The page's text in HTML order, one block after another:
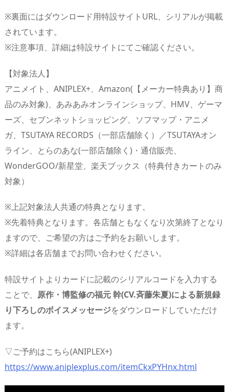
※裏面にはダウンロード用特設サイトURL、シリアルが掲載
されています。
※注意事項、詳細は特設サイトにてご確認ください。
【対象法人】
アニメイト、ANIPLEX+、Amazon(【メーカー特典あり】商
品のみ対象)、あみあみオンラインショップ、HMV、ゲーマ
ーズ、セブンネットショッピング、ソフマップ・アニメ
ガ、TSUTAYA RECORDS（一部店舗除く）／TSUTAYAオン
ライン、とらのあな(一部店舗除く)・通信販売、
WonderGOO/新星堂、楽天ブックス（特典付きカートのみ
対象）
※上記対象法人共通の特典となります。
※先着特典となります。各店舗ともなくなり次第終了となり
ますので、ご希望の方はご予約をお願いします。
※詳細は各店舗までお問い合わせください。
特設サイトよりカードに記載のシリアルコードを入力する
ことで、 原作・博監修の福元 幹(CV.斉藤朱夏)による新規録
り下ろしのボイスメッセージをダウンロードしていただけ
ます。
▽ご予約はこちら(ANIPLEX+)
https://www.aniplexplus.com/itemCkxPYHnx.html